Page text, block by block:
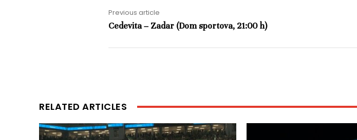
Previous article
Cedevita – Zadar (Dom sportova, 21:00 h)
RELATED ARTICLES